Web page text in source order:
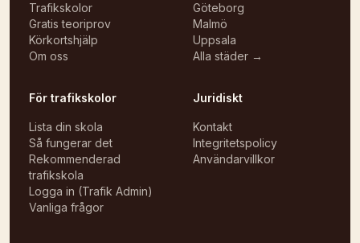
Trafikskolor
Gratis teoriprov
Körkortshjälp
Om oss
Göteborg
Malmö
Uppsala
Alla städer →
För trafikskolor
Lista din skola
Så fungerar det
Rekommenderad
trafikskola
Logga in (Trafik Admin)
Vanliga frågor
Juridiskt
Kontakt
Integritetspolicy
Användarvillkor